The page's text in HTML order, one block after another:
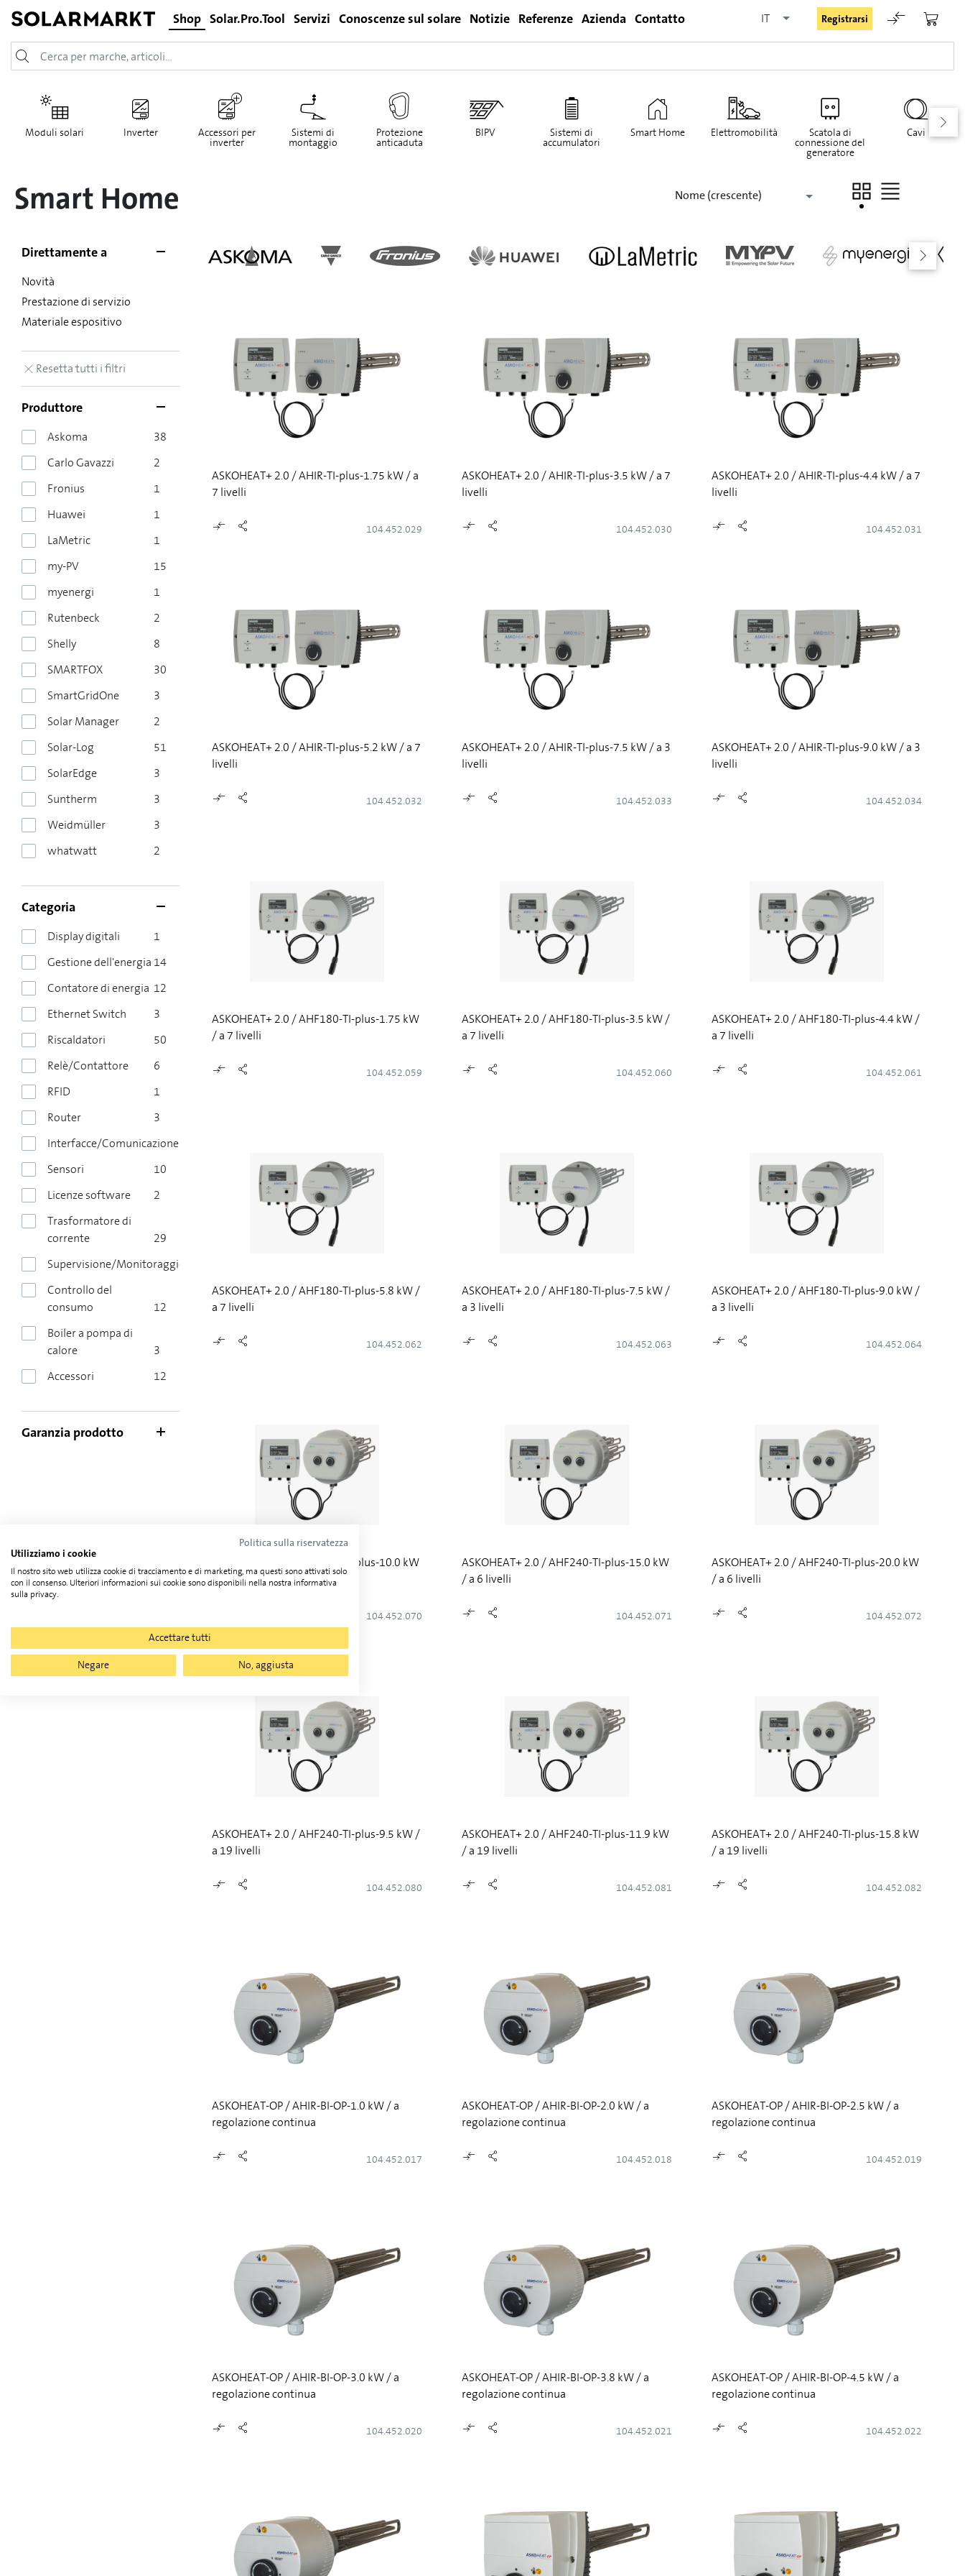
Shop Solar.Pro.Tool Servizi Conoscenze sul solare Notizie Referenze Azienda Contatto IT Registrarsi
Login
Password dimenticata
Moduli solari Inverter Accessori per
inverter
Sistemi di
montaggio
Protezione
anticaduta
BIPV Sistemi di
accumulatori
Smart Home Elettromobilità Scatola di
connessione del
generatore
Cavi
Smart Home Nome (crescente)
Direttamente a
Novità
Prestazione di servizio
Materiale espositivo
Resetta tutti i filtri
Produttore
Askoma
38
Carlo Gavazzi
2
Fronius
1
Huawei
1
LaMetric
1
my-PV
15
myenergi
1
Rutenbeck
2
Shelly
8
SMARTFOX
30
SmartGridOne
3
Solar Manager
2
Solar-Log
51
SolarEdge
3
Suntherm
3
Weidmüller
3
whatwatt
2
Categoria
Display digitali
1
Gestione dell'energia 14
Contatore di energia 12
Ethernet Switch
3
Riscaldatori
50
Relè/Contattore
6
RFID
1
Router
3
Interfacce/Comunicazione
Sensori
10
Licenze software
2
Trasformatore di
corrente
29
Supervisione/Monitoraggio
Controllo del
consumo
12
Boiler a pompa di
calore
3
Accessori
12
Garanzia prodotto
ASKOHEAT+ 2.0 / AHIR-TI-plus-1.75 kW / a
7 livelli
104.452.029
ASKOHEAT+ 2.0 / AHIR-TI-plus-3.5 kW / a 7
livelli
104.452.030
ASKOHEAT+ 2.0 / AHIR-TI-plus-4.4 kW / a 7
livelli
104.452.031
ASKOHEAT+ 2.0 / AHIR-TI-plus-5.2 kW / a 7
livelli
104.452.032
ASKOHEAT+ 2.0 / AHIR-TI-plus-7.5 kW / a 3
livelli
104.452.033
ASKOHEAT+ 2.0 / AHIR-TI-plus-9.0 kW / a 3
livelli
104.452.034
ASKOHEAT+ 2.0 / AHF180-TI-plus-1.75 kW
/ a 7 livelli
104.452.059
ASKOHEAT+ 2.0 / AHF180-TI-plus-3.5 kW /
a 7 livelli
104.452.060
ASKOHEAT+ 2.0 / AHF180-TI-plus-4.4 kW /
a 7 livelli
104.452.061
ASKOHEAT+ 2.0 / AHF180-TI-plus-5.8 kW /
a 7 livelli
104.452.062
ASKOHEAT+ 2.0 / AHF180-TI-plus-7.5 kW /
a 3 livelli
104.452.063
ASKOHEAT+ 2.0 / AHF180-TI-plus-9.0 kW /
a 3 livelli
104.452.064
ASKOHEAT+ 2.0 / AHF240-TI-plus-10.0 kW
/ a 6 livelli
104.452.070
ASKOHEAT+ 2.0 / AHF240-TI-plus-15.0 kW
/ a 6 livelli
104.452.071
ASKOHEAT+ 2.0 / AHF240-TI-plus-20.0 kW
/ a 6 livelli
104.452.072
ASKOHEAT+ 2.0 / AHF240-TI-plus-9.5 kW /
a 19 livelli
104.452.080
ASKOHEAT+ 2.0 / AHF240-TI-plus-11.9 kW
/ a 19 livelli
104.452.081
ASKOHEAT+ 2.0 / AHF240-TI-plus-15.8 kW
/ a 19 livelli
104.452.082
ASKOHEAT-OP / AHIR-BI-OP-1.0 kW / a
regolazione continua
104.452.017
ASKOHEAT-OP / AHIR-BI-OP-2.0 kW / a
regolazione continua
104.452.018
ASKOHEAT-OP / AHIR-BI-OP-2.5 kW / a
regolazione continua
104.452.019
ASKOHEAT-OP / AHIR-BI-OP-3.0 kW / a
regolazione continua
104.452.020
ASKOHEAT-OP / AHIR-BI-OP-3.8 kW / a
regolazione continua
104.452.021
ASKOHEAT-OP / AHIR-BI-OP-4.5 kW / a
regolazione continua
104.452.022
Politica sulla riservatezza
Utilizziamo i cookie
Il nostro sito web utilizza cookie di tracciamento e di marketing, ma questi sono attivati solo
con il consenso. Ulteriori informazioni sui cookie sono disponibili nella nostra informativa
sulla privacy.
Accettare tutti
Negare
No, aggiusta